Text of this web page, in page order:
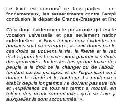
Le texte est composé de trois parties : un
fondamentaux, les ressentiments contre
conclusion, le départ de Grande-Bretagne et
C'est donc évidemment le préambule qui est
vocation universelle et pas seulement
individuelles : « Nous tenons pour évidentes
hommes sont créés égaux ; ils sont doués par
ces droits se trouvent la vie, la liberté et la
établis parmi les hommes pour garantir ces
des gouvernés. Toutes les fois qu'une forme
peuple a le droit de la changer ou de l'abolir
fondant sur les principes et en l'organisant en
donner la sûreté et le bonheur. La prudence
établis depuis longtemps ne doivent pas être
et l'expérience de tous les temps a montré,
tolérer des maux supportables qu'à se faire
auxquelles ils sont accoutumés. »